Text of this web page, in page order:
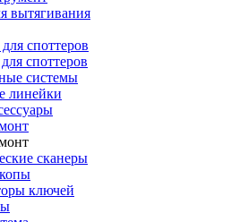
вытягивания
споттеров
споттеров
системы
линейки
сканеры
ключей